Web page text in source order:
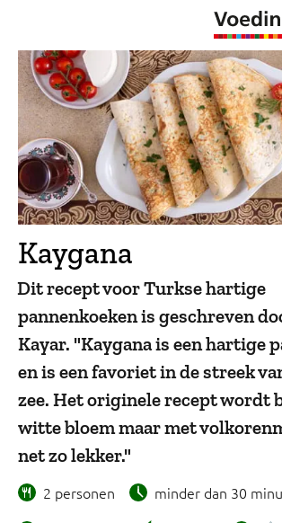
Kaygana
Dit recept voor Turkse hartige
pannenkoeken is geschreven
Kayar. "Kaygana is een hartige
en is een favoriet in de streek
zee. Het originele recept wordt
witte bloem maar met
net zo lekker."
2 personen
minder dan 30